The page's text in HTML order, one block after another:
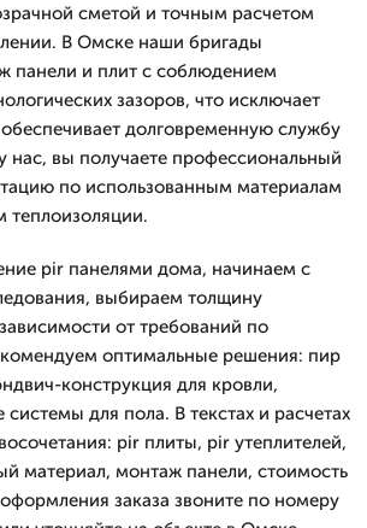
сметой и точным расчетом
В Омске наши бригады
панели и плит с соблюдением
зазоров, что исключает
долговременную службу
нас, вы получаете профессиональный
по использованным материалам
теплоизоляции.
pir панелями дома, начинаем с
выбираем толщину
от требований по
оптимальные решения: пир
конструкция для кровли,
для пола. В текстах и расчетах
pir плиты, pir утеплителей,
материал, монтаж панели, стоимость
заказа звоните по номеру